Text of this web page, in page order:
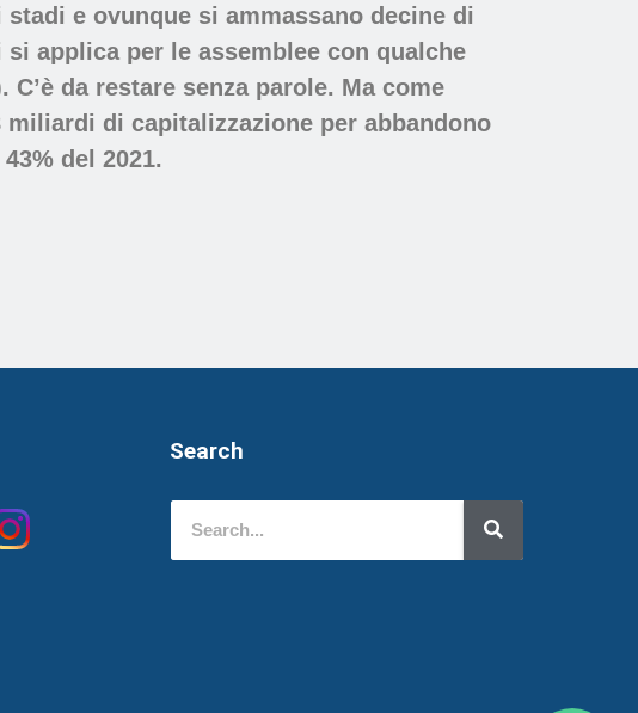
e ovunque si ammassano decine di
applica per le assemblee con qualche
da restare senza parole. Ma come
di capitalizzazione per abbandono
del 2021.
Search